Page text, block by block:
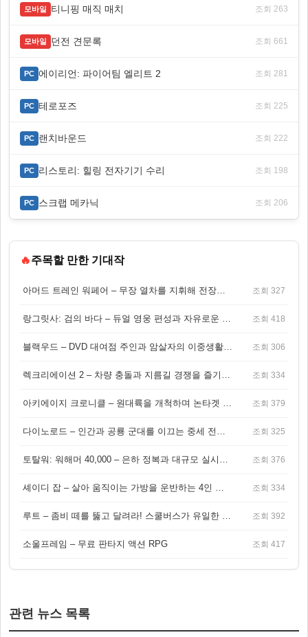
모바일 티니핑 매직 매치 조회 263
모바일 던전 견문록 조회 661
PC 에이리언: 파이어팀 엘리트 2 조회 281
PC 테로포즈 조회 225
PC 랜치바운드 조회 222
PC 리스토리: 힐링 전자기기 수리 조회 198
PC 스크랩 메카닉 조회 206
🔥주목할 만한 기대작
아머드 트레인 워페어 – 무장 열차를 지휘해 전장을 돌파하는 생존 전투 게임 조회 327
랑그릿사: 검의 바다 – 듀얼 영웅 편성과 자유로운 탐험을 결합한 판타지 전략 RPG 조회 418
블랙우드 – DVD 대여점 주인과 암살자의 이중생활을 그린 3인칭 액션 스릴러 게임 조회 306
렉크리에이션 2 – 차량 충돌과 지름길 경쟁을 즐기는 오픈월드 아케이드 레이싱 게임 조회 334
아키에이지 크로니클 – 원대륙을 개척하며 논타겟 전투를 즐기는 오픈월드 MMORPG 조회 379
다이노로드 – 인간과 공룡 군대를 이끄는 중세 전략 액션 RPG 조회 325
토탈워: 워해머 40,000 – 은하 정복과 대규모 실시간 전투가 결합된 전략 게임! 조회 376
셰이디 잡 – 살아 움직이는 가방을 운반하는 4인 협동 물리 어드벤처 게임 조회 334
루트 – 좀비 떼를 뚫고 달려라! 스쿨버스가 유일한 집이 되는 4인 협동 생존 게임 조회 392
소울프레임 – 무료 판타지 액션 RPG 조회 417
관련 뉴스 목록